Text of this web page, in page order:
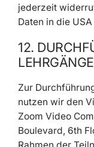
jederzeit
Daten in die
12.
Zur
nutzen wir den
Zoom Video
Boulevard, 6th